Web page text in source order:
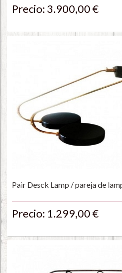
Precio: 3.900,00 €
Pair Desck Lamp / pareja de
Precio: 1.299,00 €